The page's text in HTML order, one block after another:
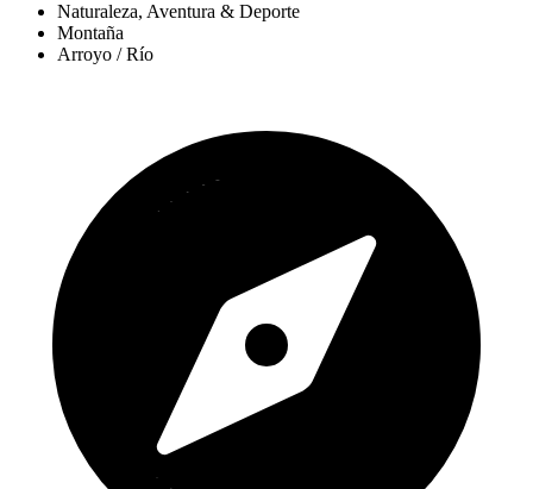
Naturaleza, Aventura & Deporte
Montaña
Arroyo / Río